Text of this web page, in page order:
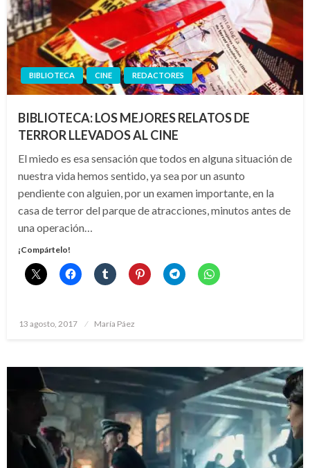
BIBLIOTECA CINE REDACTORES
BIBLIOTECA: LOS MEJORES RELATOS DE
TERROR LLEVADOS AL CINE
El miedo es esa sensación que todos en alguna situación de
nuestra vida hemos sentido, ya sea por un asunto
pendiente con alguien, por un examen importante, en la
casa de terror del parque de atracciones, minutos antes de
una operación…
¡Compártelo!
Publicado
13 agosto, 2017 María Páez